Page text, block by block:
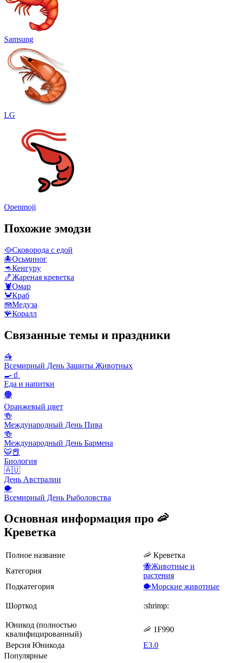
Samsung
LG
Openmoji
Похожие эмодзи
🥘Сковорода с едой
🐙Осьминог
🦘Кенгуру
🍤Жареная креветка
🦞Омар
🦀Краб
🪼Медуза
🪸Коралл
Связанные темы и праздники
🦓
Всемирный День Защиты Животных
🍳🧃
Еда и напитки
🟠
Оранжевый цвет
🍻
Международный День Пива
🍻
Международный День Бармена
🐯📕
Биология
🇦🇺
День Австралии
🐡
Всемирный День Рыболовства
Основная информация про 🦐
Креветка
Полное название
🦐 Креветка
Категория
🐝Животные и
растения
Подкатегория
🐡Морские животные
Шорткод :shrimp:
Юникод (полностью
квалифицированный)
🦐 1F990
Версия Юникода
E3.0
Популярные